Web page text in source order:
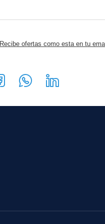
Recibe ofertas como esta en tu